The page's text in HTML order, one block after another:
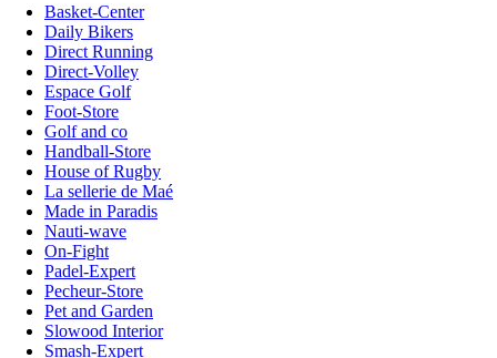
Basket-Center
Daily Bikers
Direct Running
Direct-Volley
Espace Golf
Foot-Store
Golf and co
Handball-Store
House of Rugby
La sellerie de Maé
Made in Paradis
Nauti-wave
On-Fight
Padel-Expert
Pecheur-Store
Pet and Garden
Slowood Interior
Smash-Expert